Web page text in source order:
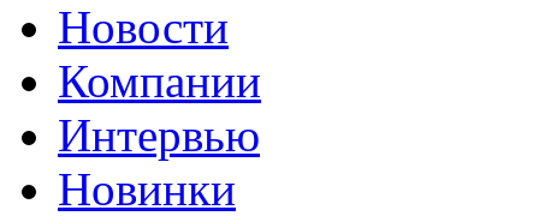
Новости
Компании
Интервью
Новинки